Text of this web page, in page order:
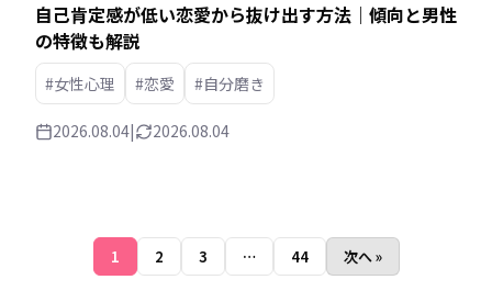
自己肯定感が低い恋愛から抜け出す方法｜傾向と男性
の特徴も解説
#女性心理 #恋愛 #自分磨き
2026.08.04| 2026.08.04
1 2 3 … 44 次へ »